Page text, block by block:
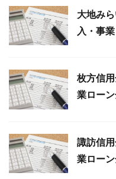
大地み
入・事
枚方信
業ロー
諏訪信
業ロー